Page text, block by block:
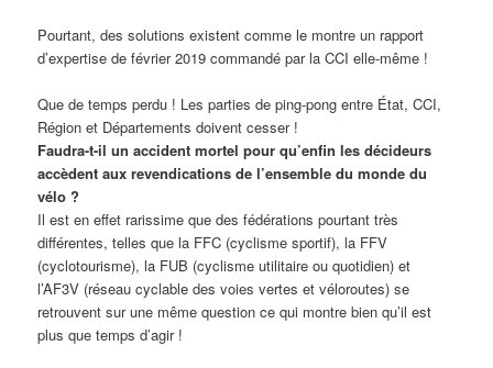
Pourtant, des solutions existent comme le montre un rapport
d’expertise de février 2019 commandé par la CCI elle-même !
Que de temps perdu ! Les parties de ping-pong entre État, CCI,
Région et Départements doivent cesser !
Faudra-t-il un accident mortel pour qu’enfin les décideurs
accèdent aux revendications de l’ensemble du monde du
vélo ?
Il est en effet rarissime que des fédérations pourtant très
différentes, telles que la FFC (cyclisme sportif), la FFV
(cyclotourisme), la FUB (cyclisme utilitaire ou quotidien) et
l’AF3V (réseau cyclable des voies vertes et véloroutes) se
retrouvent sur une même question ce qui montre bien qu’il est
plus que temps d’agir !